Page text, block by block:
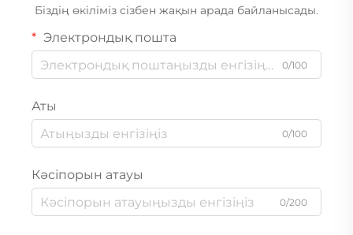
Біздің өкіліміз сізбен жақын арада байланысады.
Электрондық пошта
0/100
Аты
0/100
Кәсіпорын атауы
0/200